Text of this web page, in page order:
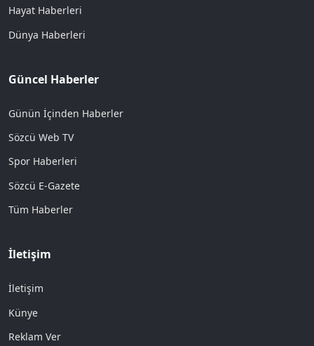
Hayat Haberleri
Dünya Haberleri
Güncel Haberler
Günün İçinden Haberler
Sözcü Web TV
Spor Haberleri
Sözcü E-Gazete
Tüm Haberler
İletişim
İletişim
Künye
Reklam Ver